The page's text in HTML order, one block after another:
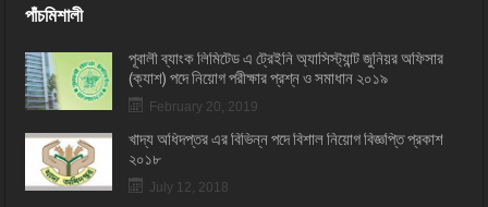
পাঁচমিশালী
পূবালী ব্যাংক লিমিটেড এ ট্রেইনি অ্যাসিস্ট্যান্ট জুনিয়র অফিসার
(ক্যাশ) পদে নিয়োগ পরীক্ষার প্রশ্ন ও সমাধান ২০১৯
February 20, 2019
খাদ্য অধিদপ্তর এর বিভিন্ন পদে বিশাল নিয়োগ বিজ্ঞপ্তি প্রকাশ
২০১৮
July 12, 2018